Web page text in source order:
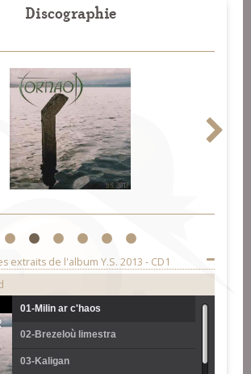
Discographie
1 2 3 4 5 6
extraits de l'album Y.S. 2013 - CD1
01-Milin ar c'haos
02-Brezeloù limestra
03-Kaligan